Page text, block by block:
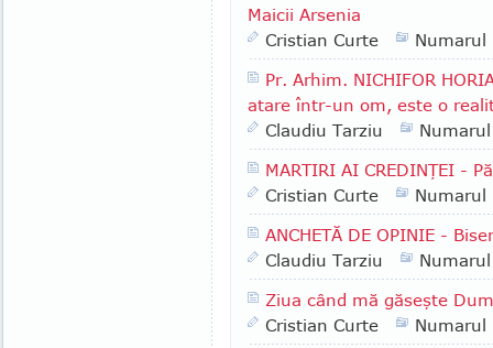
Maicii Arsenia
Cristian Curte
Numarul
Pr. Arhim. NICHIFOR
atare într-un om, este o
Claudiu Tarziu
MARTIRI AI CREDINŢEI -
Cristian Curte
Numarul
ANCHETĂ DE OPINIE -
Claudiu Tarziu
Ziua când mă găseşte
Cristian Curte
Numarul